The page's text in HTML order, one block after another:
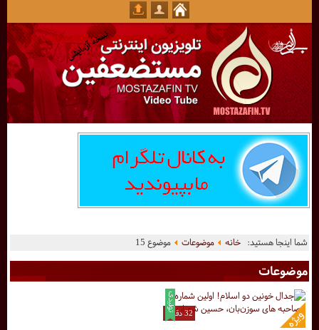
شما اینجا هستید:خانه موضوعات موضوع 15
موضوعات
32 دقیقه